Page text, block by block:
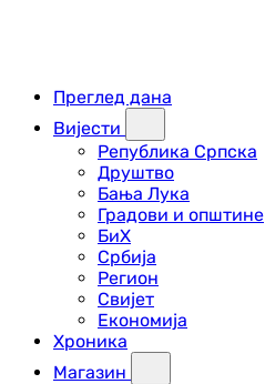
Преглед дана
Вијести
Република Српска
Друштво
Бања Лука
Градови и општине
БиХ
Србија
Регион
Свијет
Економија
Хроника
Магазин